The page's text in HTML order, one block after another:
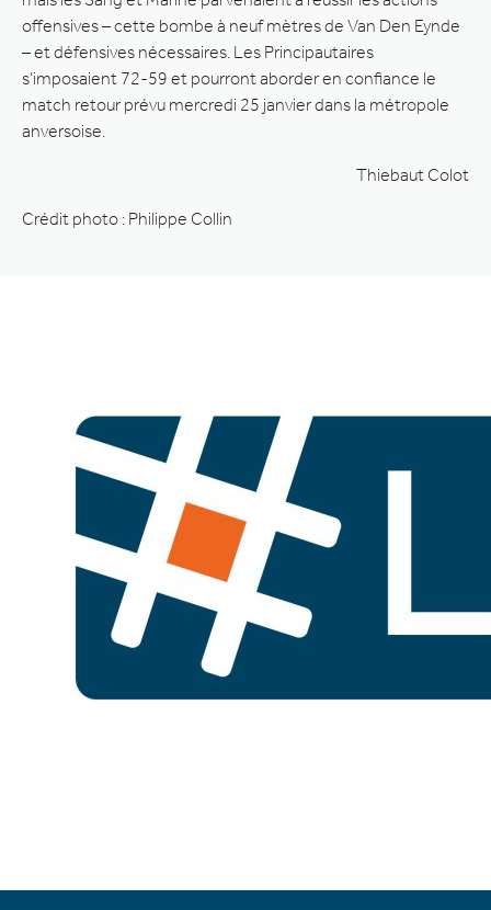
offensives – cette bombe à neuf mètres de Van Den Eynde
– et défensives nécessaires. Les Principautaires
s’imposaient 72-59 et pourront aborder en confiance le
match retour prévu mercredi 25 janvier dans la métropole
anversoise.
Thiebaut Colot
Crédit photo : Philippe Collin